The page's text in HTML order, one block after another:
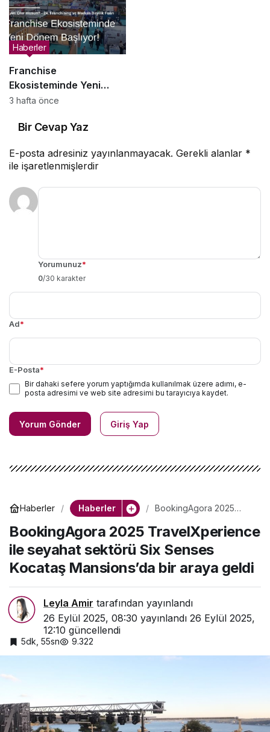
Franchise
Ekosisteminde Yeni
Dönem Başlıyor: Bayim
İçin Geri Sayım!
Haberler
3 hafta önce
Bir Cevap Yaz
E-posta adresiniz yayınlanmayacak. Gerekli alanlar *
ile işaretlenmişlerdir
Yorumunuz*
0/30 karakter
Ad*
E-Posta*
Bir dahaki sefere yorum yaptığımda kullanılmak üzere adımı, e-
posta adresimi ve web site adresimi bu tarayıcıya kaydet.
Yorum Gönder Giriş Yap
Haberler Haberler
BookingAgora 2025
seyahat sektörü Six
Senses Kocataş
Mansions’da bir araya
BookingAgora 2025 TravelXperience
ile seyahat sektörü Six Senses
Kocataş Mansions’da bir araya geldi
Leyla Amir tarafından yayınlandı
26 Eylül 2025, 08:30 yayınlandı 26 Eylül 2025,
12:10 güncellendi
5dk, 55sn 9.322